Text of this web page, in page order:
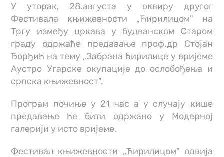
У уторак, 28.августа у оквиру другог
Фестивала књижевности „Ћирилицом" на
Тргу између цркава у будванском Старом
граду одржаће предавање проф.др Стојан
Ђорђић на тему „Забрана ћирилице у вријеме
Аустро Угарске окупације до ослобођења и
српска књижевност".
Програм почиње у 21 час а у случају кише
предавање ће бити одржано у Модерној
галерији у исто вријеме.
Фестивал књижевности „Ћирилицом" одвија